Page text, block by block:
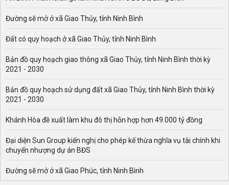
Đường sẽ mở ở xã Giao Thủy, tỉnh Ninh Bình
Đất có quy hoạch ở xã Giao Thủy, tỉnh Ninh Bình
Bản đồ quy hoạch giao thông xã Giao Thủy, tỉnh Ninh Bình thời kỳ
2021 - 2030
Bản đồ quy hoạch sử dụng đất xã Giao Thủy, tỉnh Ninh Bình thời kỳ
2021 - 2030
Khánh Hòa đề xuất làm khu đô thị hỗn hợp hơn 49.000 tỷ đồng
Đại diện Sun Group kiến nghị cho phép kế thừa nghĩa vụ tài chính khi
chuyển nhượng dự án BĐS
Đường sẽ mở ở xã Giao Phúc, tỉnh Ninh Bình